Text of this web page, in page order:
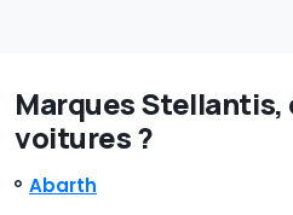
Marques
voitures ?
Abarth